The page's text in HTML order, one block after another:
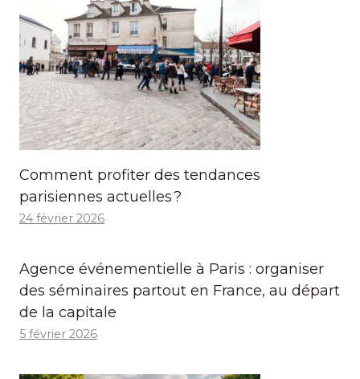
Comment profiter des tendances
parisiennes actuelles ?
24 février 2026
Agence événementielle à Paris : organiser
des séminaires partout en France, au départ
de la capitale
5 février 2026